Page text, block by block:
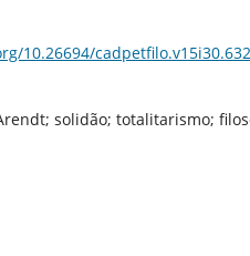
10.26694/
solidão; totalitarismo;